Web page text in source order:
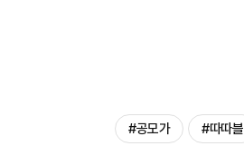
#공모가 #따따블